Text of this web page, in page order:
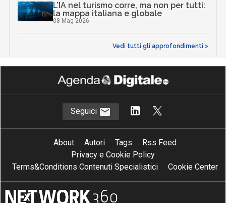
L’IA nel turismo corre, ma non per tutti:
la mappa italiana e globale
08 Mag 2026
Vedi tutti gli approfondimenti >
Seguici
About Autori Tags
Rss Feed
Privacy e Cookie Policy
Terms&Conditions Contenuti Specialistici
Cookie Center